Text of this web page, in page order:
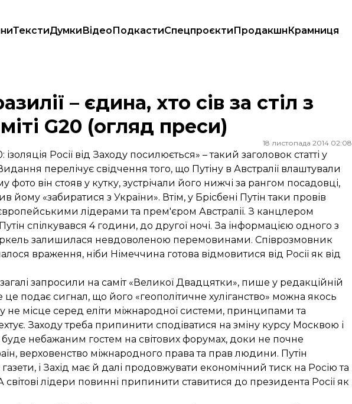
ТекстиДумкиВідеоПодкастиСпецпроєктиПродакшнКрамниця
з Путіним на саміті G20 (огляд преси)
– єдина, хто сів за стіл з
G20 (огляд преси)
18 листопада 2014 02:08
Росії від Заходу посилюється» – такий заголовок статті у
перелічує свідчення того, що Путіну в Австралії влаштували
він стояв у кутку, зустрічали його нижчі за рангом посадовці,
«забиратися з України». Втім, у Брісбені Путін таки провів
європейськими лідерами та прем'єром Австралії. З канцлером
спілкувався 4 години, до другої ночі. За інформацією одного з
залишилася невдоволеною перемовинами. Співрозмовник
враження, ніби Німеччина готова відмовитися від Росії як від
запросили на саміт «Великої Двадцятки», пише у редакційній
це подає сигнал, що його «геополітичне хуліганство» можна якось
не місце серед еліти міжнародної системи, принципами та
Заходу треба припинити сподіватися на зміну курсу Москвою і
буде небажаним гостем на світових форумах, доки не почне
верховенство міжнародного права та прав людини. Путін
і Захід має й далі продовжувати економічний тиск на Росію та
лідери повинні припинити ставитися до президента Росії як